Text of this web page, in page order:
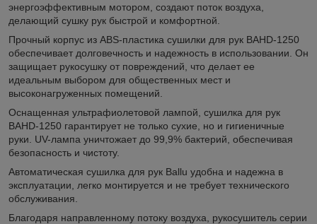
энергоэффективным мотором, создают поток воздуха,
делающий сушку рук быстрой и комфортной.
Прочный корпус из ABS-пластика сушилки для рук BAHD-1250
обеспечивает долговечность и надежность в использовании. Он
защищает рукосушку от повреждений, что делает ее
идеальным выбором для общественных мест и
высоконагруженных помещений.
Оснащенная ультрафиолетовой лампой, сушилка для рук
BAHD-1250 гарантирует не только сухие, но и гигиеничные
руки. UV-лампа уничтожает до 99,9% бактерий, обеспечивая
безопасность и чистоту.
Автоматическая сушилка для рук Ballu удобна и надежна в
эксплуатации, легко монтируется и не требует технического
обслуживания.
Благодаря направленному потоку воздуха, рукосушитель серии